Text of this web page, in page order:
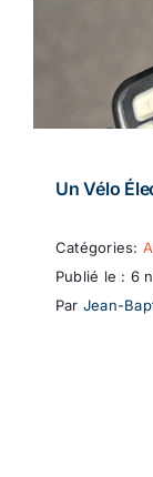
Un Vélo
Catégories:
Publié le : 6
Par Jean-